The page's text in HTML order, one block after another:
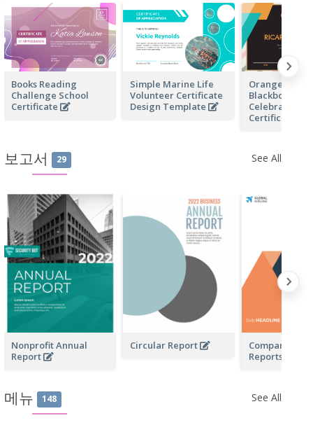
Books Reading
Challenge School
Certificate
Simple Marine Life
Volunteer Certificate
Design Template
Orange And
Blackboard
Celebration
Certificate
보고서 29 See All
Nonprofit Annual
Report
Circular Report
Company
Reports
메뉴 148 See All